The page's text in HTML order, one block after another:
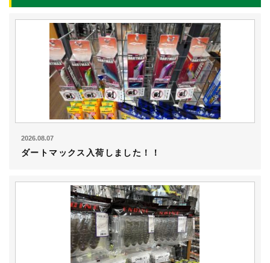
2026.08.07
ダートマックス入荷しました！！